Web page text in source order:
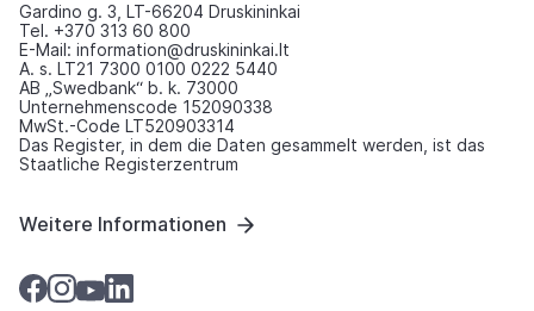
Gardino g. 3, LT-66204 Druskininkai
Tel. +370 313 60 800
E-Mail: information@druskininkai.lt
A. s. LT21 7300 0100 0222 5440
AB „Swedbank“ b. k. 73000
Unternehmenscode 152090338
MwSt.-Code LT520903314
Das Register, in dem die Daten gesammelt werden, ist das
Staatliche Registerzentrum
Weitere Informationen